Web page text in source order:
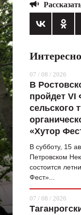
07 / 08 / 2026
В
пройдет VI
сельского
«Хутор
В субботу, 15
Петровском
состоится
Фест»...
07 / 08 / 2026